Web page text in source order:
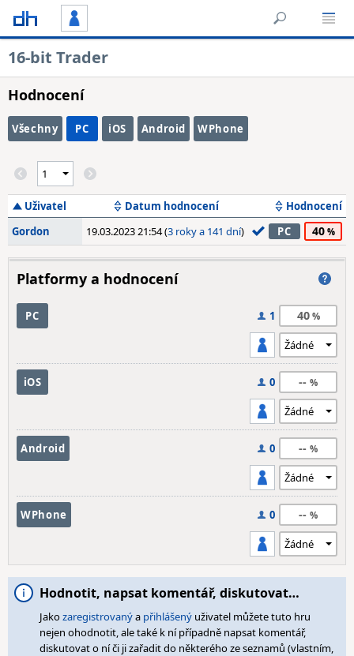
16-bit Trader
Hodnocení
Všechny PC iOS Android WPhone
Uživatel Datum hodnocení
Hodnocení
Gordon
19.03.2023 21:54 (3 roky a 141 dní) PC 40
Platformy a hodnocení
PC 1 40
iOS 0 --
Android 0 --
WPhone 0 --
Hodnotit, napsat komentář, diskutovat…
Jakozaregistrovanýa přihlášený uživatel můžete tuto hru
nejen ohodnotit, ale také k ní případně napsat komentář,
diskutovat o ní či ji zařadit do některého ze seznamů (vlastním,